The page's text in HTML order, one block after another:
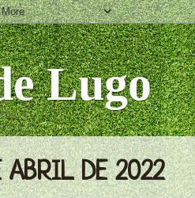
Lugo
ABRIL DE 2022